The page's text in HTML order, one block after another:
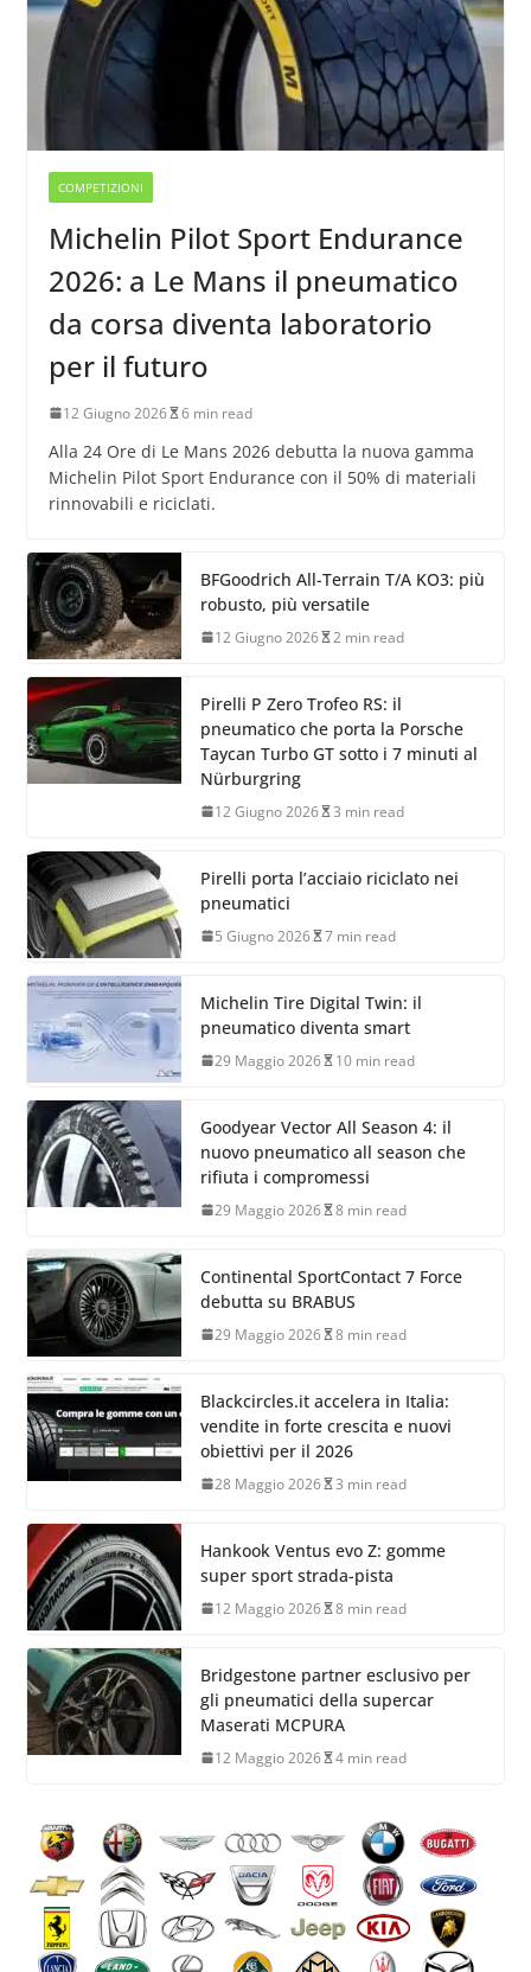
COMPETIZIONI
Michelin Pilot Sport Endurance
2026: a Le Mans il pneumatico
da corsa diventa laboratorio
per il futuro
12 Giugno 2026 6 min read
Alla 24 Ore di Le Mans 2026 debutta la nuova gamma
Michelin Pilot Sport Endurance con il 50% di materiali
rinnovabili e riciclati.
BFGoodrich All-Terrain T/A KO3: più
robusto, più versatile
12 Giugno 2026 2 min read
Pirelli P Zero Trofeo RS: il
pneumatico che porta la Porsche
Taycan Turbo GT sotto i 7 minuti al
Nürburgring
12 Giugno 2026 3 min read
Pirelli porta l’acciaio riciclato nei
pneumatici
5 Giugno 2026 7 min read
Michelin Tire Digital Twin: il
pneumatico diventa smart
29 Maggio 2026 10 min read
Goodyear Vector All Season 4: il
nuovo pneumatico all season che
rifiuta i compromessi
29 Maggio 2026 8 min read
Continental SportContact 7 Force
debutta su BRABUS
29 Maggio 2026 8 min read
Blackcircles.it accelera in Italia:
vendite in forte crescita e nuovi
obiettivi per il 2026
28 Maggio 2026 3 min read
Hankook Ventus evo Z: gomme
super sport strada-pista
12 Maggio 2026 8 min read
Bridgestone partner esclusivo per
gli pneumatici della supercar
Maserati MCPURA
12 Maggio 2026 4 min read